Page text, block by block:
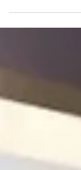
明，用市場結構跟真